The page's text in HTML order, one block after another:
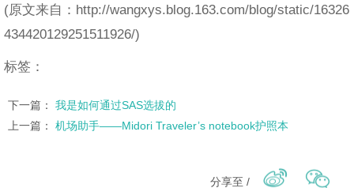
(原文来自：http://wangxys.blog.163.com/blog/static/16326
434420129251511926/)
标签：
下一篇： 我是如何通过SAS选拔的
上一篇： 机场助手——Midori Traveler’s notebook护照本
分享至 /